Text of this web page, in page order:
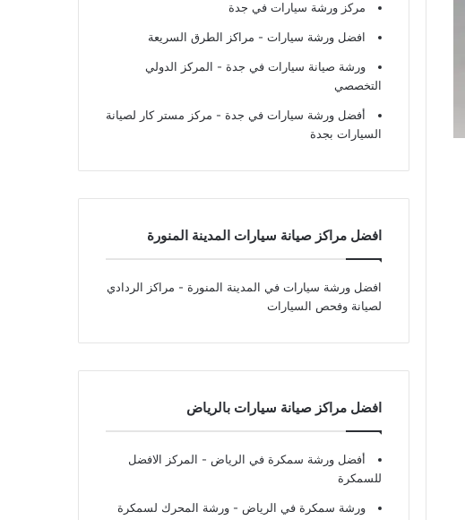
مركز ورشة سيارات في جدة
افضل ورشة سيارات - مراكز الطرق السريعة
ورشة صيانة سيارات في جدة - المركز الدولي
التخصصي
أفضل ورشة سيارات في جدة - مركز مستر كار لصيانة
السيارات بجدة
افضل مراكز صيانة سيارات المدينة المنورة
افضل ورشة سيارات في المدينة المنورة - مراكز الردادي
لصيانة وفحص السيارات
افضل مراكز صيانة سيارات بالرياض
أفضل ورشة سمكرة في الرياض - المركز الافضل
للسمكرة
ورشة سمكرة في الرياض - ورشة المحرك لسمكرة